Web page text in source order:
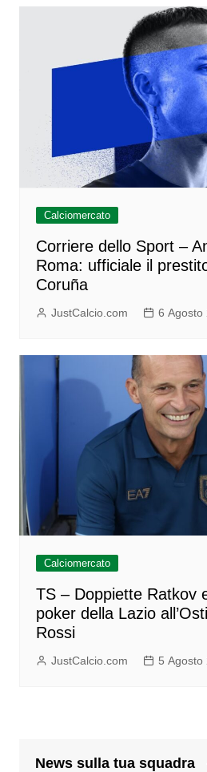
Calciomercato
Corriere dello Sport –
Roma: ufficiale il
Coruña
JustCalcio.com 6 Agosto
Calciomercato
TS – Doppiette Ratkov
poker della Lazio
Rossi
JustCalcio.com 5 Agosto
News sulla tua squadra